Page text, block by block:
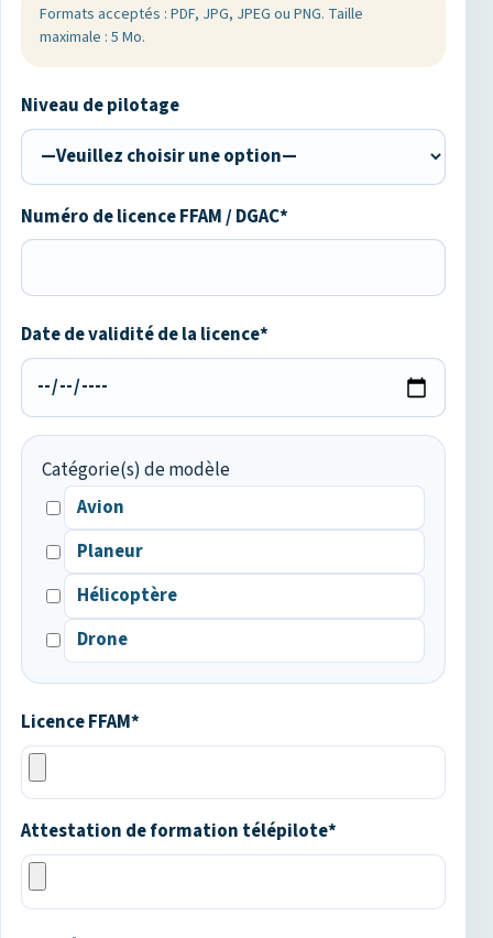
Formats acceptés : PDF, JPG, JPEG ou PNG. Taille
maximale : 5 Mo.
Niveau de pilotage
Numéro de licence FFAM / DGAC*
Date de validité de la licence*
Catégorie(s) de modèle
Avion
Planeur
Hélicoptère
Drone
Licence FFAM*
Attestation de formation télépilote*